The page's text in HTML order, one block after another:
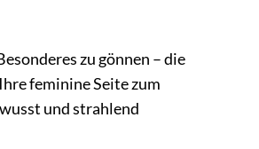
zu gönnen – die
feminine Seite zum
und strahlend